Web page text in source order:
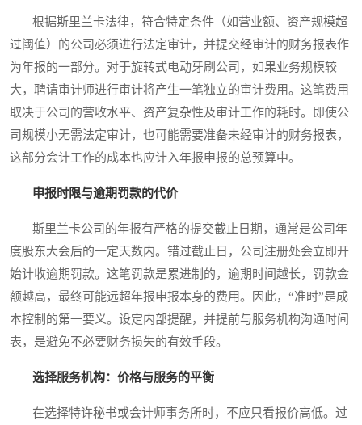
根据斯里兰卡法律，符合特定条件（如营业额、资产规模超
过阈值）的公司必须进行法定审计，并提交经审计的财务报表作
为年报的一部分。对于旋转式电动牙刷公司，如果业务规模较
大，聘请审计师进行审计将产生一笔独立的审计费用。这笔费用
取决于公司的营收水平、资产复杂性及审计工作的耗时。即使公
司规模小无需法定审计，也可能需要准备未经审计的财务报表，
这部分会计工作的成本也应计入年报申报的总预算中。
申报时限与逾期罚款的代价
斯里兰卡公司的年报有严格的提交截止日期，通常是公司年
度股东大会后的一定天数内。错过截止日，公司注册处会立即开
始计收逾期罚款。这笔罚款是累进制的，逾期时间越长，罚款金
额越高，最终可能远超年报申报本身的费用。因此，“准时”是成
本控制的第一要义。设定内部提醒，并提前与服务机构沟通时间
表，是避免不必要财务损失的有效手段。
选择服务机构：价格与服务的平衡
在选择特许秘书或会计师事务所时，不应只看报价高低。过